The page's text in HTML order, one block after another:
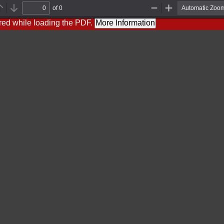
Previous
Next
of 0
Out
while loading the PDF. More Information